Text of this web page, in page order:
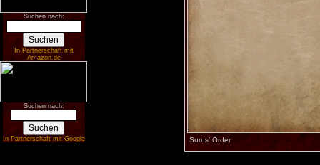
Suchen nach:
In Partnerschaft mit
Amazon.de
Suchen nach:
In Partnerschaft mit Google Surus' Order